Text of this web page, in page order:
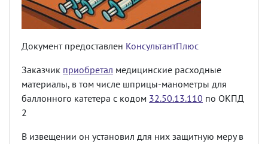
Документ предоставлен КонсультантПлюс
Заказчик приобретал медицинские расходные
материалы, в том числе шприцы-манометры для
баллонного катетера с кодом 32.50.13.110 по ОКПД
2
В извещении он установил для них защитную меру в